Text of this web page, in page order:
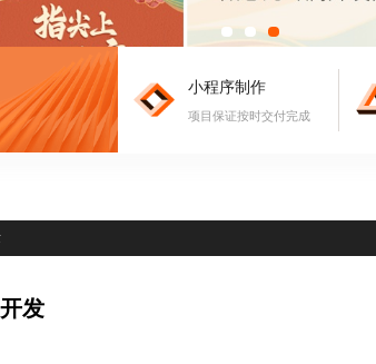
小程序制作
项目保证按时交付完成
发